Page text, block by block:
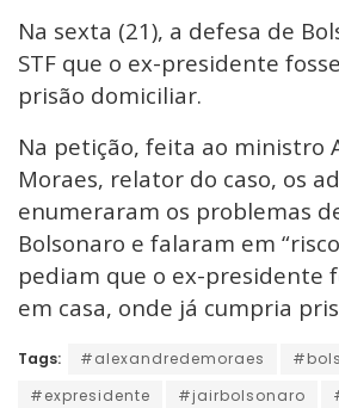
Na sexta (21), a defesa de
STF que o ex-presidente
prisão domiciliar.
Na petição, feita ao ministro
Moraes, relator do caso, os
enumeraram os problemas
Bolsonaro e falaram em
pediam que o ex-presidente
em casa, onde já cumpria
Tags: #alexandredemoraes
#expresidente
#jairbolsonaro